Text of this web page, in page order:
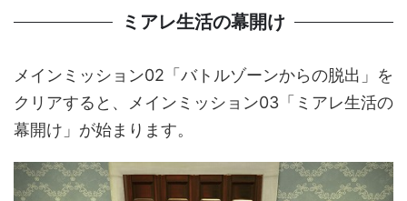
ミアレ生活の幕開け
メインミッション02「バトルゾーンからの脱出」を
クリアすると、メインミッション03「ミアレ生活の
幕開け」が始まります。